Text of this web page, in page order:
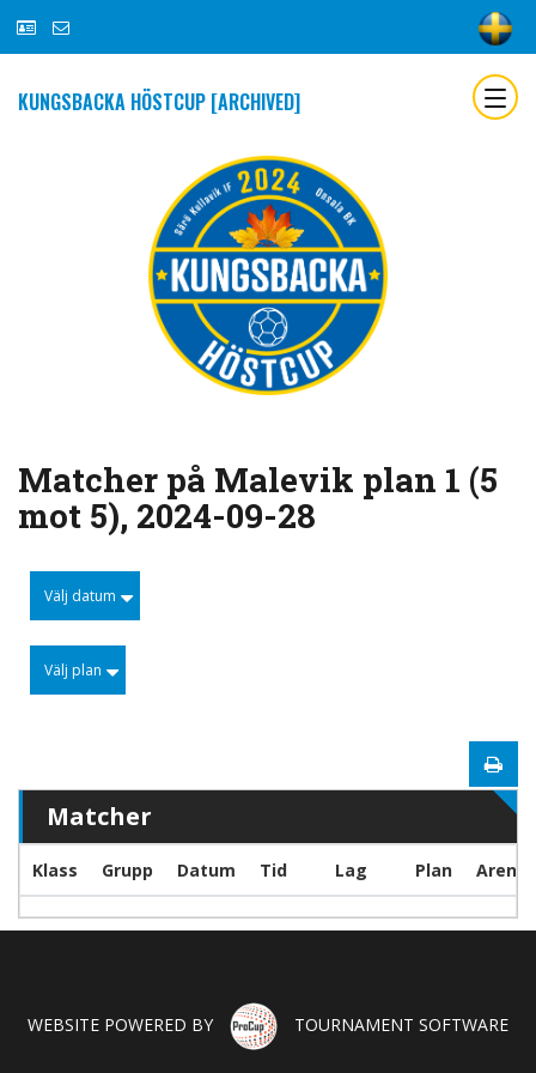
KUNGSBACKA HÖSTCUP [ARCHIVED]
Matcher på Malevik plan 1 (5
mot 5), 2024-09-28
Välj datum
Välj plan
Matcher
Klass Grupp Datum Tid Lag Plan Arena
WEBSITE POWERED BY TOURNAMENT SOFTWARE